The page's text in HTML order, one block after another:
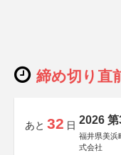
締め切り直
あと 32 日 2026
福井県美浜
式会社